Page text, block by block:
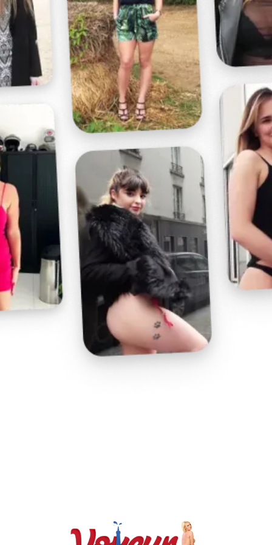
Profitez d'un essai 24h pour seulement 2€ !
Découvrir !
Basculer
navigation
VIDÉO À PROPOS
ELLE MONTRE SON CUL !
00:32 - 3 203 vues
Video